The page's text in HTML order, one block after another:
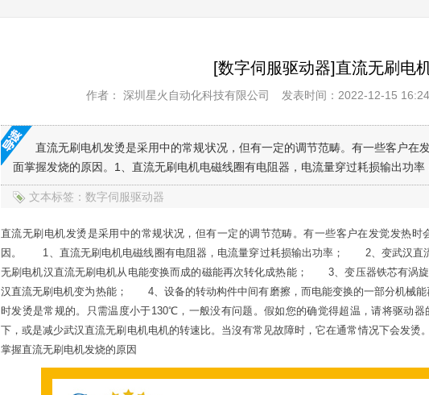
[数字伺服驱动器]直流无刷电
作者： 深圳星火自动化科技有限公司 发表时间：2022-12-15
直流无刷电机发烫是采用中的常规状况，但有一定的调节范畴。有一些客户在
面掌握发烧的原因。1、直流无刷电机电磁线圈有电阻器，电流量穿过耗损输出功
文本标签：数字伺服驱动器
直流无刷电机发烫是采用中的常规状况，但有一定的调节范畴。有一些客户在发觉发热
因。 1、直流无刷电机电磁线圈有电阻器，电流量穿过耗损输出功率； 2、变武汉直流
无刷电机汉直流无刷电机从电能变换而成的磁能再次转化成热能； 3、变压器铁芯有涡
汉直流无刷电机变为热能； 4、设备的转动构件中间有磨擦，而电能变换的一部分机
时发烫是常规的。只需温度小于130℃，一般没有问题。假如您的确觉得超温，请将驱动
下，或是减少武汉直流无刷电机电机的转速比。当沒有常见故障时，它在通常情况下会发
掌握直流无刷电机发烧的原因